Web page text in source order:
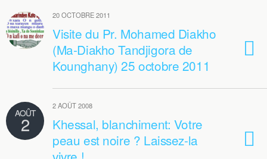
20 OCTOBRE 2011
Visite du Pr. Mohamed Diakho
(Ma-Diakho Tandjigora de
Kounghany) 25 octobre 2011
AOÛT
2
2 AOÛT 2008
Khessal, blanchiment: Votre
peau est noire ? Laissez-la